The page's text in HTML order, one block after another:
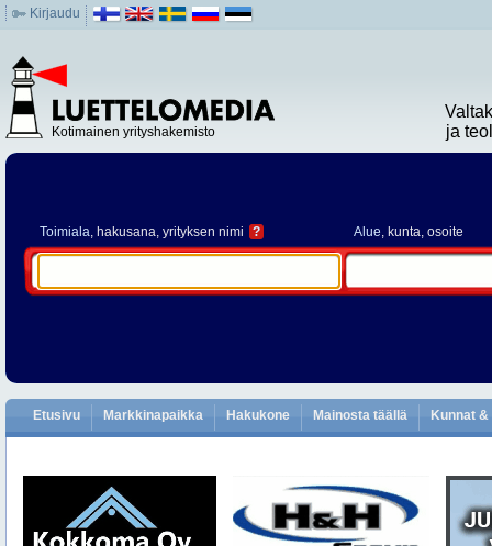
Kirjaudu
Kotimainen yrityshakemisto
ja
Toimiala, hakusana, yrityksen nimi ? Alue, kunta, osoite
Etusivu Markkinapaikka Hakukone Mainosta täällä Kunnat